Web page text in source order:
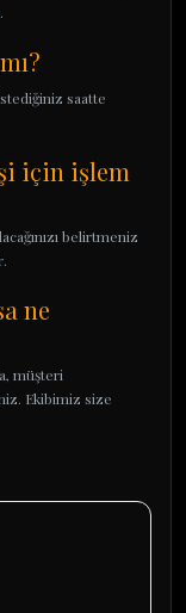
saatte
için işlem
belirtmeniz
ne
müşteri
Ekibimiz size